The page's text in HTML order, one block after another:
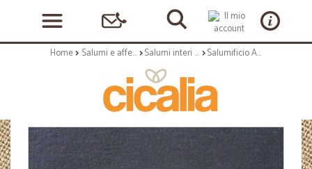
Home Salumi e affettati Salumi interi e al trancio Salumificio Aurora pancetta coppata magra intera kg.4,8 circa